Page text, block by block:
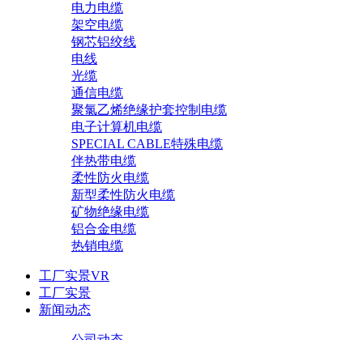
电力电缆
架空电缆
钢芯铝绞线
电线
光缆
通信电缆
聚氯乙烯绝缘护套控制电缆
电子计算机电缆
SPECIAL CABLE特殊电缆
伴热带电缆
柔性防火电缆
新型柔性防火电缆
矿物绝缘电缆
铝合金电缆
热销电缆
工厂实景VR
工厂实景
新闻动态